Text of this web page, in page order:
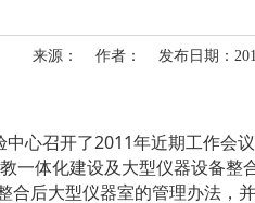
来源： 作者： 发布日期：
中心召开了2011年近期工作会
一体化建设及大型仪器设备
合后大型仪器室的管理办法，